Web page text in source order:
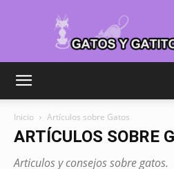
Inicio Artículos sobre Gatos
ARTÍCULOS SOBRE
Articulos y consejos sobre gatos.